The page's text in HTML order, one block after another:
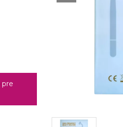
pre